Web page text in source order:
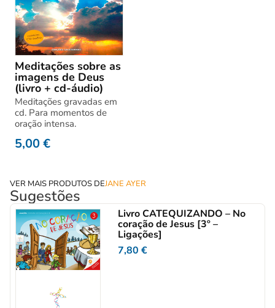
Meditações sobre as
imagens de Deus
(livro + cd-áudio)
Meditações gravadas em
cd. Para momentos de
oração intensa.
5,00€
VER MAIS PRODUTOS DEJANE AYER
Sugestões
Livro CATEQUIZANDO – No
coração de Jesus [3º –
Ligações]
7,80€